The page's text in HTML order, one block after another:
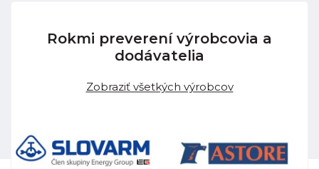
Rokmi preverení výrobcovia a
dodávatelia
Zobraziť všetkých výrobcov